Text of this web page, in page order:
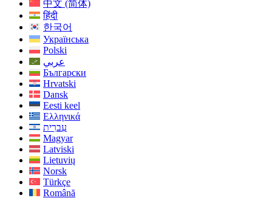
中文 (简体)
हिंदी
한국어
Українська
Polski
عربي
Български
Hrvatski
Dansk
Eesti keel
Ελληνικά
עִברִית
Magyar
Latviski
Lietuvių
Norsk
Türkçe
Română